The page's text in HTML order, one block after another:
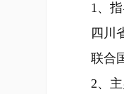
1、指
四川
联合
2、主